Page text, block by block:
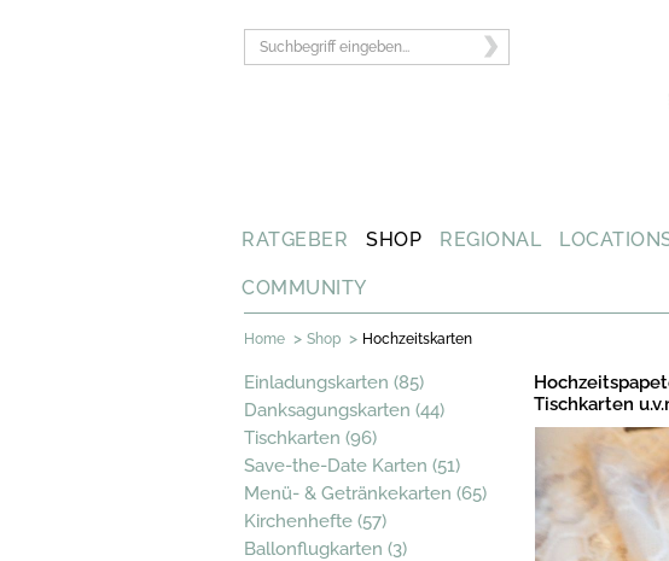
RATGEBER SHOP REGIONAL
COMMUNITY
Home > Shop > Hochzeitskarten
Einladungskarten (85)
Danksagungskarten (44)
Tischkarten (96)
Save-the-Date Karten (51)
Menü- & Getränkekarten (65)
Kirchenhefte (57)
Ballonflugkarten (3)
Tischkarten